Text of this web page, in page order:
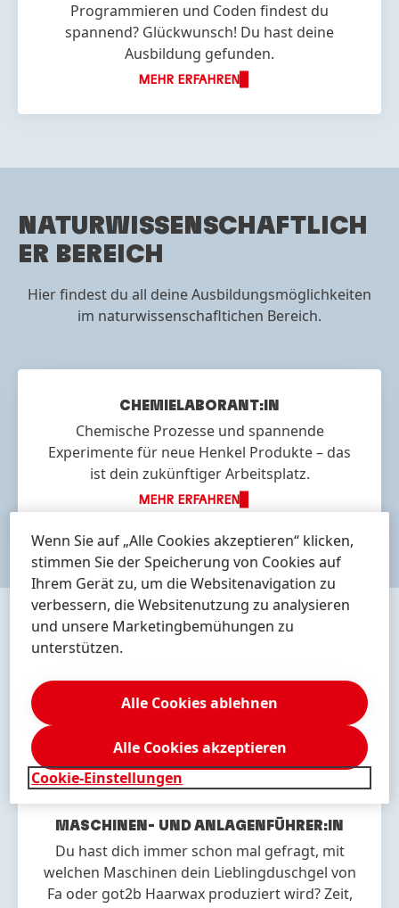
Programmieren und Coden findest du
spannend? Glückwunsch! Du hast deine
Ausbildung gefunden.
MEHR ERFAHREN
NATURWISSENSCHAFTLICH
ER BEREICH
Hier findest du all deine Ausbildungsmöglichkeiten
im naturwissenschafltichen Bereich.
CHEMIE LABORANT:IN
Chemische Prozesse und spannende
Experimente für neue Henkel Produkte – das
ist dein zukünftiger Arbeitsplatz.
MEHR ERFAHREN
PRODUKTIONS- UND
TECHNIKBEREICH
Hier findest du all deine Ausbildungsmöglichkeiten
MASCHINEN- UND ANLAGEN FÜHRER:IN
Du hast dich immer schon mal gefragt, mit
welchen Maschinen dein Lieblingduschgel von
Fa oder got2b Haarwax produziert wird? Zeit,
Wenn Sie auf „Alle Cookies akzeptieren“ klicken,
stimmen Sie der Speicherung von Cookies auf
Ihrem Gerät zu, um die Websitenavigation zu
verbessern, die Websitenutzung zu analysieren
und unsere Marketingbemühungen zu
unterstützen.
Cookie-Einstellungen
Alle Cookies ablehnen
Alle Cookies akzeptieren